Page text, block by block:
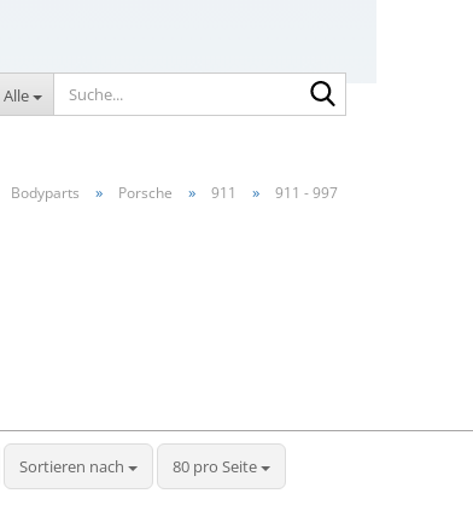
Alle
Bodyparts » Porsche » 911 » 911 - 997
Sortieren nach
Sortieren nach 80 pro Seite
pro Seite